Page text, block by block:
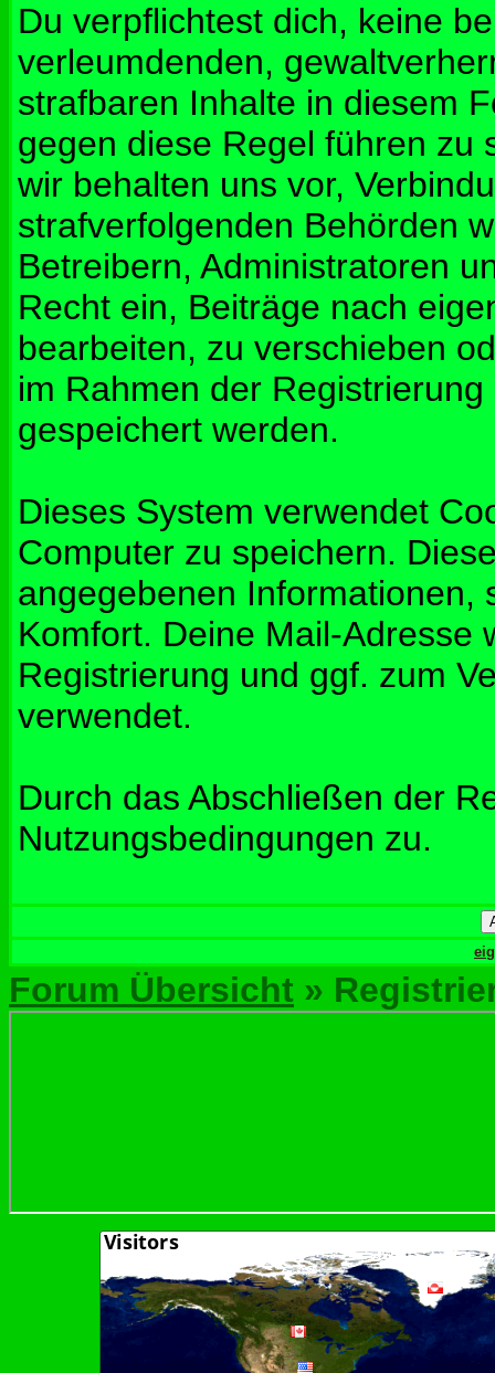
Du verpflichtest dich, keine
verleumdenden,
strafbaren Inhalte in diesem
gegen diese Regel führen zu
wir behalten uns vor,
strafverfolgenden Behörden
Betreibern, Administratoren
Recht ein, Beiträge nach
bearbeiten, zu verschieben
im Rahmen der
gespeichert werden.
Dieses System verwendet
Computer zu speichern.
angegebenen Informationen,
Komfort. Deine Mail-Adresse
Registrierung und ggf. zum
verwendet.
Durch das Abschließen der
Nutzungsbedingungen zu.
Forum Übersicht »